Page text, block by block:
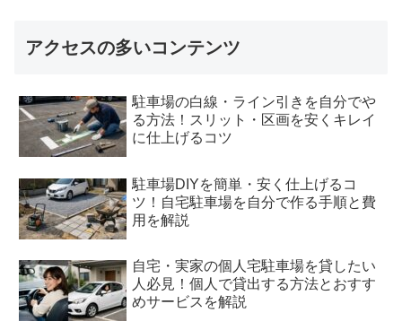
アクセスの多いコンテンツ
駐車場の白線・ライン引きを自分でや
る方法！スリット・区画を安くキレイ
に仕上げるコツ
駐車場DIYを簡単・安く仕上げるコ
ツ！自宅駐車場を自分で作る手順と費
用を解説
自宅・実家の個人宅駐車場を貸したい
人必見！個人で貸出する方法とおすす
めサービスを解説